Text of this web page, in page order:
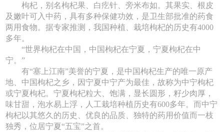
枸杞，别名枸杞果、白疙针、旁米布如。其果实、根皮
及嫩叶可入中药，具有多种保健功效，是卫生部批准的药食
两用食物。据专家推测，我国种植、栽培枸杞的历史有4000
多年。
“世界枸杞在中国，中国枸杞在宁夏，宁夏枸杞在中
宁。”
有“塞上江南”美誉的宁夏，是中国枸杞生产的唯一原产
地、中国枸杞之乡，因宁夏中宁产为最佳，故称为中宁枸杞
或宁夏枸杞。宁夏枸杞粒大、饱满，显长圆形，籽少肉厚，
味甘甜，泡水易上浮，人工栽培种植历史有600多年。而中宁
枸杞以其悠久的历史、优良的品质、独特的药用价值而一枝
独秀，位居宁夏“五宝”之首。